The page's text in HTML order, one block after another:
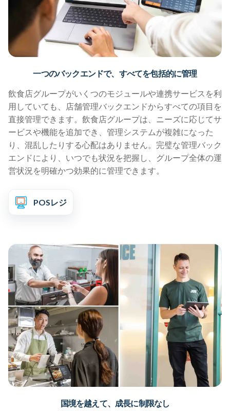
一つのバックエンドで、すべてを包括的に管理
飲食店グループがいくつのモジュールや連携サービスを利
用していても、店舗管理バックエンドからすべての項目を
直接管理できます。飲食店グループは、ニーズに応じてサ
ービスや機能を追加でき、管理システムが複雑になった
り、混乱したりする心配はありません。完璧な管理バック
エンドにより、いつでも状況を把握し、グループ全体の運
営状況を明確かつ効果的に管理できます。
POSレジ
国境を越えて、成長に制限なし